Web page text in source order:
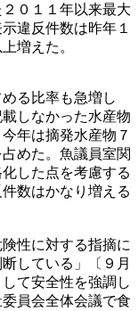
０１１年以来最大
違反件数は昨年１
増えた。
る比率も急増し
しなかった水産物
年は摘発水産物７
めた。魚議員室関
した点を考慮する
数はかなり増える
性に対する指摘に
している」〔９月
て安全性を強調し
員会全体会議で食